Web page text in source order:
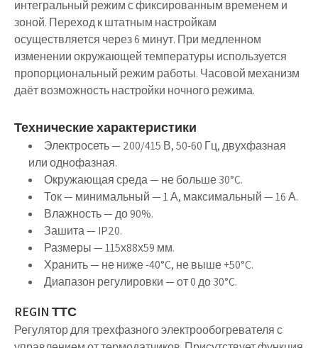
интегральный режим с фиксированным временем и
зоной. Переход к штатным настройкам
осуществляется через 6 минут. При медленном
изменении окружающей температуры используется
пропорциональный режим работы. Часовой механизм
даёт возможность настройки ночного режима.
Технические характеристики
Электросеть — 200/415 В, 50-60 Гц, двухфазная
или однофазная.
Окружающая среда — не больше 30°C.
Ток — минимальный — 1 А, максимальный — 16 А.
Влажность — до 90%.
Зашита — IP20.
Размеры — 115х88х59 мм.
Хранить — не ниже -40°C, не выше +50°C.
Диапазон регулировки — от 0 до 30°C.
REGIN ТТС
Регулятор для трехфазного электрообогревателя с